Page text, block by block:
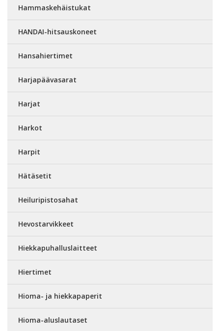
Hammaskehäistukat
HANDAI-hitsauskoneet
Hansahiertimet
Harjapäävasarat
Harjat
Harkot
Harpit
Hätäsetit
Heiluripistosahat
Hevostarvikkeet
Hiekkapuhalluslaitteet
Hiertimet
Hioma- ja hiekkapaperit
Hioma-aluslautaset